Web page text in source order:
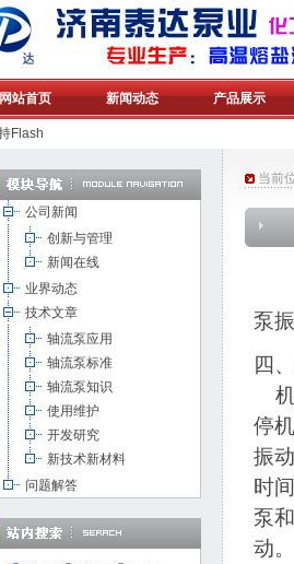
站首页 新闻动态 产品展示
Flash
公司新闻
创新与管理
新闻在线
业界动态
技术文章
轴流泵应用
轴流泵标准
轴流泵知识
使用维护
开发研究
新技术新材料
问题解答
当前
泵
四
机
停
振
时
泵
动。